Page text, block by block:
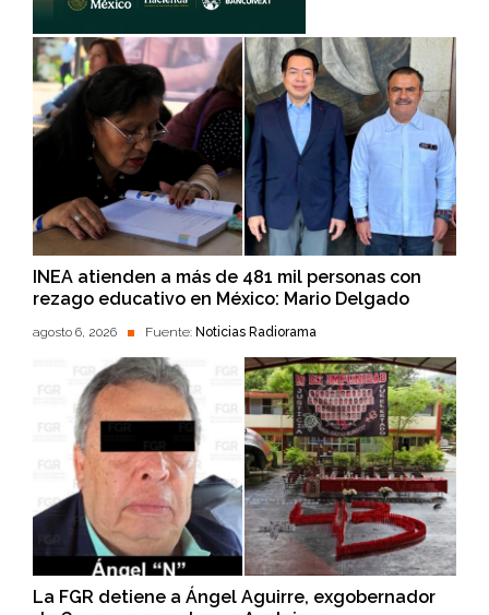
INEA atienden a más de 481 mil personas con
rezago educativo en México: Mario Delgado
agosto 6, 2026 Fuente: Noticias Radiorama
La FGR detiene a Ángel Aguirre, exgobernador